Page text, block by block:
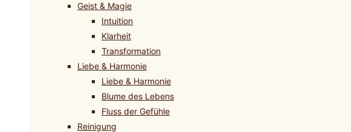
Geist & Magie
Intuition
Klarheit
Transformation
Liebe & Harmonie
Liebe & Harmonie
Blume des Lebens
Fluss der Gefühle
Reinigung